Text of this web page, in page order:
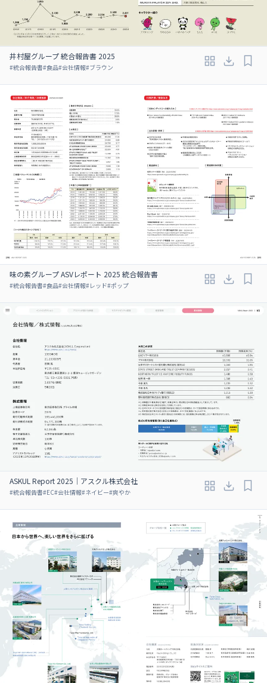
井村屋グループ 統合報告書 2025
#統合報告書#食品#会社情報#ブラウン
味の素グループ ASVレポート 2025 統合報告書
#統合報告書#食品#会社情報#レッド#ポップ
ASKUL Report 2025｜アスクル株式会社
#統合報告書#EC#会社情報#ネイビー#爽やか